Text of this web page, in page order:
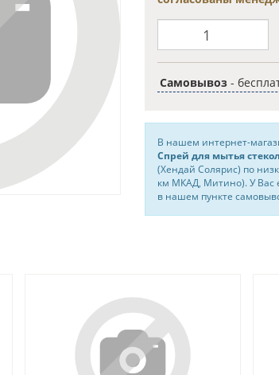
Самовывоз -
В нашем интернет-
Спрей для мытья
(Хендай Солярис) по
км МКАД, Митино). У Вас
в нашем пункте